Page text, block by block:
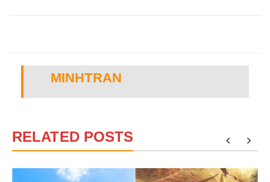
MINHTRAN
RELATED POSTS